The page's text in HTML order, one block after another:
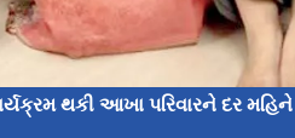
થકી આખા પરિવારને દર